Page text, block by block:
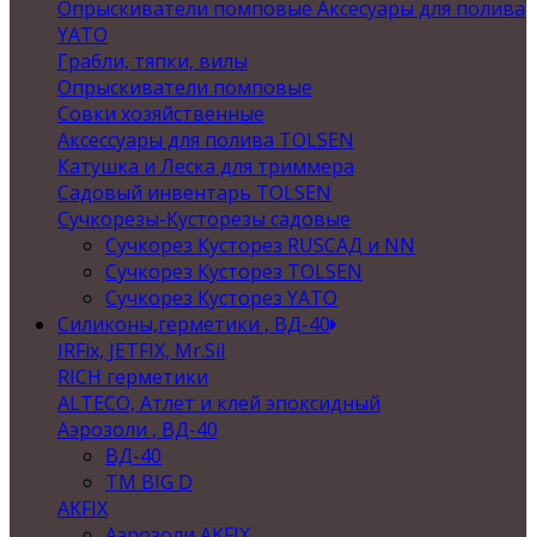
Опрыскиватели помповые Аксесуары для полива
YATO
Грабли, тяпки, вилы
Опрыскиватели помповые
Совки хозяйственные
Аксессуары для полива TOLSEN
Катушка и Леска для триммера
Садовый инвентарь TOLSEN
Сучкорезы-Кусторезы садовые
Сучкорез Кусторез RUSСАД и NN
Сучкорез Кусторез TOLSEN
Сучкорез Кусторез YATO
Силиконы,герметики , ВД-40
IRFix, JETFIX, Mr.Sil
RICH герметики
ALTECO, Атлет и клей эпоксидный
Аэрозоли , ВД-40
ВД-40
TM BIG D
AKFIX